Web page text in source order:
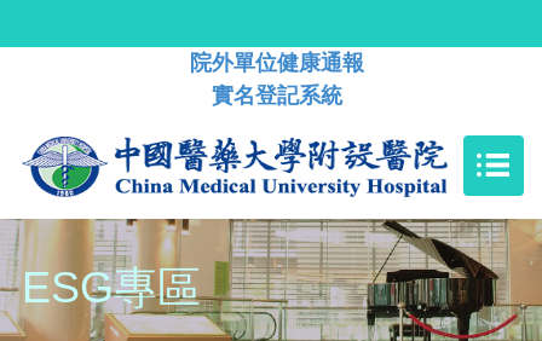
院外單位健康通報
實名登記系統
ESG專區